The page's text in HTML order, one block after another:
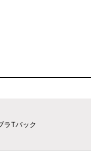
ラTバック